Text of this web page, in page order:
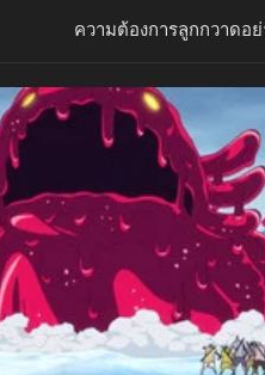
ความต้องการลูกกวาดอ